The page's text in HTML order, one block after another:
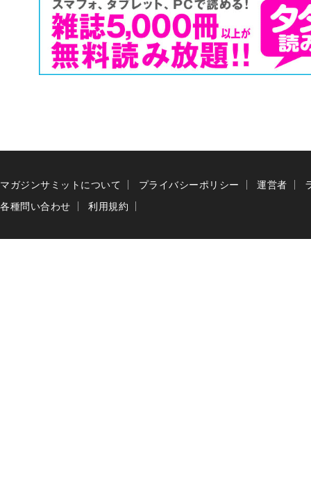
マガジンサミットについて プライバシーポリシー 運営者
各種問い合わせ
利用規約